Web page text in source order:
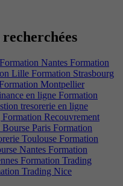
Formation Nantes Formation
Lille Formation Strasbourg
Montpellier
en ligne Formation
tresorerie en ligne
Formation Recouvrement
Paris Formation
Toulouse Formation
Nantes Formation
Formation Trading
Trading Nice